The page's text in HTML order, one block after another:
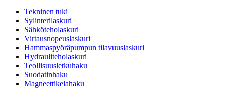
Tekninen tuki
Sylinterilaskuri
Sähköteholaskuri
Virtausnopeuslaskuri
Hammaspyöräpumpun tilavuuslaskuri
Hydrauliteholaskuri
Teollisuusletkuhaku
Suodatinhaku
Magneettikelahaku